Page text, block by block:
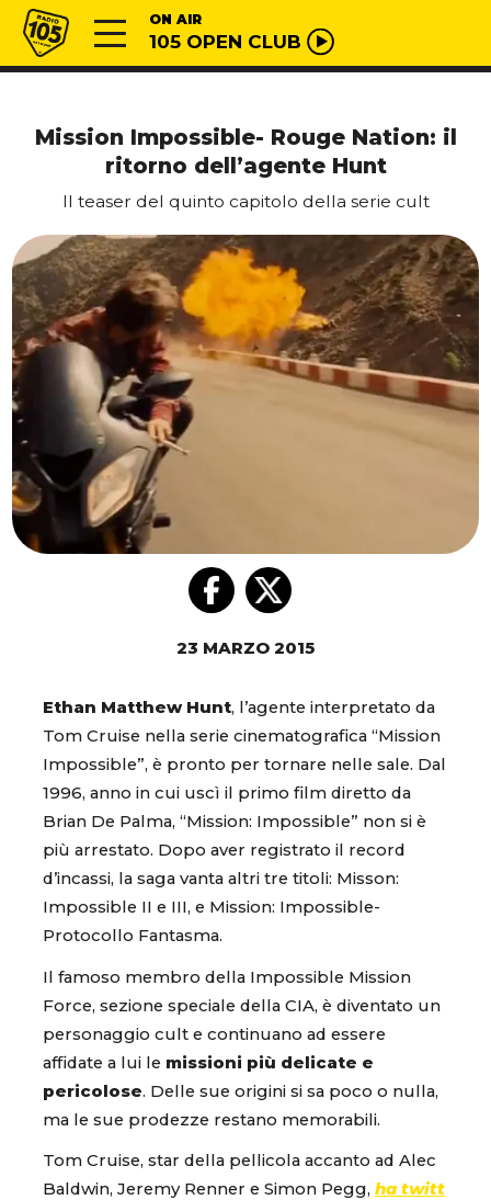
Vai al contenuto
Radio 105 ON AIR
105 OPEN CLUB
Mission Impossible- Rouge Nation: il
ritorno dell’agente Hunt
Il teaser del quinto capitolo della serie cult
23 MARZO 2015
Ethan Matthew Hunt, l’agente interpretato da
Tom Cruise nella serie cinematografica “Mission
Impossible”, è pronto per tornare nelle sale. Dal
1996, anno in cui uscì il primo film diretto da
Brian De Palma, “Mission: Impossible” non si è
più arrestato. Dopo aver registrato il record
d’incassi, la saga vanta altri tre titoli: Misson:
Impossible II e III, e Mission: Impossible-
Protocollo Fantasma.
Il famoso membro della Impossible Mission
Force, sezione speciale della CIA, è diventato un
personaggio cult e continuano ad essere
affidate a lui le missioni più delicate e
pericolose. Delle sue origini si sa poco o nulla,
ma le sue prodezze restano memorabili.
Tom Cruise, star della pellicola accanto ad Alec
Baldwin, Jeremy Renner e Simon Pegg, ha twitt